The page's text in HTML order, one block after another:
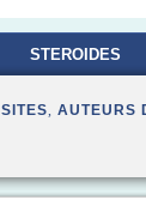
STEROIDES
SITES, AUTEURS